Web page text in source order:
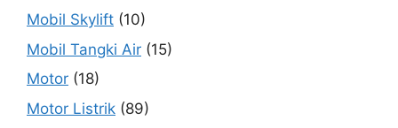
Mobil Skylift (10)
Mobil Tangki Air (15)
Motor (18)
Motor Listrik (89)